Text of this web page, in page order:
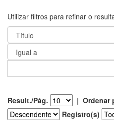
Utilizar filtros para refinar o
Result./Pág. | Ordenar
Registro(s)